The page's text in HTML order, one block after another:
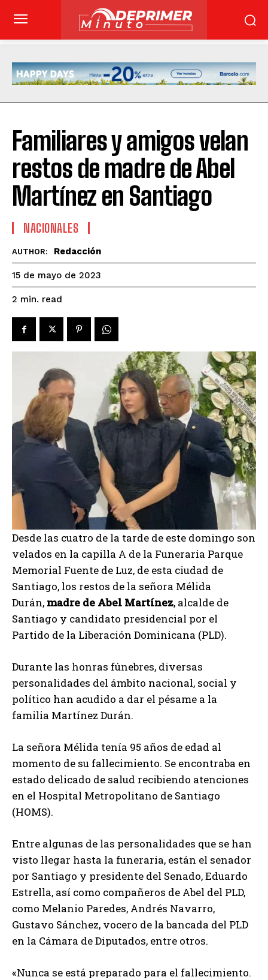
Familiares y amigos velan
restos de madre de Abel
Martínez en Santiago
NACIONALES
AUTHOR: Redacción
15 de mayo de 2023
2 min. read
Desde las cuatro de la tarde de este domingo son
velados en la capilla A de la Funeraria Parque
Memorial Fuente de Luz, de esta ciudad de
Santiago, los restos de la señora Mélida
Durán, madre de Abel Martínez, alcalde de
Santiago y candidato presidencial por el
Partido de la Liberación Dominicana (PLD).
Durante las honras fúnebres, diversas
personalidades del ámbito nacional, social y
político han acudido a dar el pésame a la
familia Martínez Durán.
La señora Mélida tenía 95 años de edad al
momento de su fallecimiento. Se encontraba en
estado delicado de salud recibiendo atenciones
en el Hospital Metropolitano de Santiago
(HOMS).
Entre algunas de las personalidades que se han
visto llegar hasta la funeraria, están el senador
por Santiago y presidente del Senado, Eduardo
Estrella, así como compañeros de Abel del PLD,
como Melanio Paredes, Andrés Navarro,
Gustavo Sánchez, vocero de la bancada del PLD
en la Cámara de Diputados, entre otros.
«Nunca se está preparado para el fallecimiento.